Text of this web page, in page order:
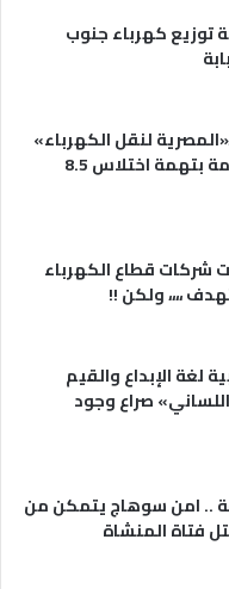
كهرباء جنوب
بـ«المصرية لنقل الكهرباء»
لنيابة الأموال العامة بتهمة اختلاس 8.5
شركات قطاع الكهرباء
،،،، ولكن !!
لغة الإبداع والقيم
صراع وجود
من 24ساعة .. امن سوهاج يتمكن من
فتاة المنشاة